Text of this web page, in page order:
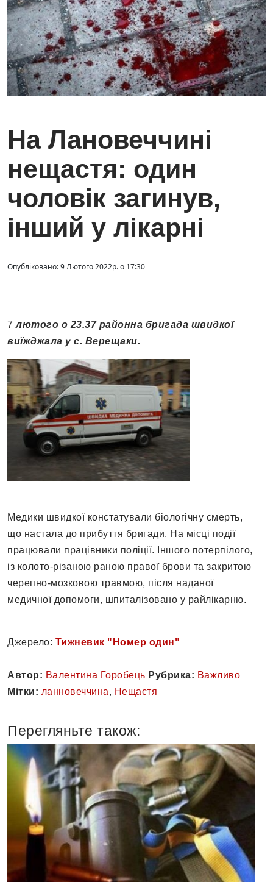
На Лановеччині
нещастя: один
чоловік загинув,
інший у лікарні
Опубліковано: 9 Лютого 2022р. о 17:30
7лютого о 23.37 районна бригада швидкої
виїжджала у с. Верещаки.
Медики швидкої констатували біологічну смерть,
що настала до прибуття бригади. На місці події
працювали працівники поліції. Іншого потерпілого,
із колото-різаною раною правої брови та закритою
черепно-мозковою травмою, після наданої
медичної допомоги, шпиталізовано у райлікарню.
Джерело: Тижневик "Номер один"
Автор: Валентина Горобець Рубрика: Важливо
Мітки: ланновеччина, Нещастя
Перегляньте також: